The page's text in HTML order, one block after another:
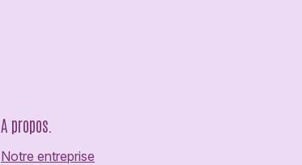
A propos.
Notre entreprise